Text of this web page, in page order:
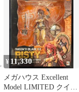
ジ 中古【最短即日発
送】
¥ 11,330
メガハウス Excellent
Model LIMITED クイー